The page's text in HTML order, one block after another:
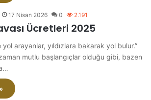
17 Nisan 2026 0 2.191
Ücretleri 2025
yol arayanlar, yıldızlara bakarak yol bulur.”
mutlu başlangıçlar olduğu gibi, bazen